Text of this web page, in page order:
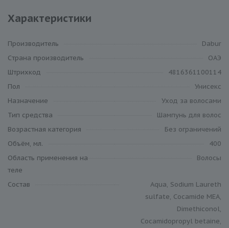
Характеристики
Производитель
Dabur
Cтрана производитель
ОАЭ
Штрихкод
4816361100114
Пол
Унисекс
Назначение
Уход за волосами
Тип средства
Шампунь для волос
Возрастная категория
Без ограничений
Объём, мл.
400
Область применения на
теле
Волосы
Состав
Aqua, Sodium Laureth
sulfate, Cocamide MEA,
Dimethiconol,
Cocamidopropyl betaine,